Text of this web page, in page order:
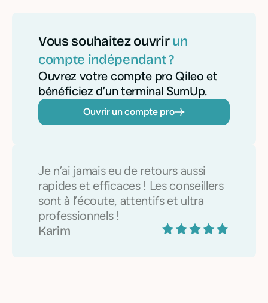
Vous souhaitez ouvrirun
compte indépendant ?
Ouvrez votre compte pro Qileo et
bénéficiez d’un terminal SumUp.
Ouvrir un compte pro
Je n’ai jamais eu de retours aussi
rapides et efficaces ! Les conseillers
sont à l’écoute, attentifs et ultra
professionnels !
Karim